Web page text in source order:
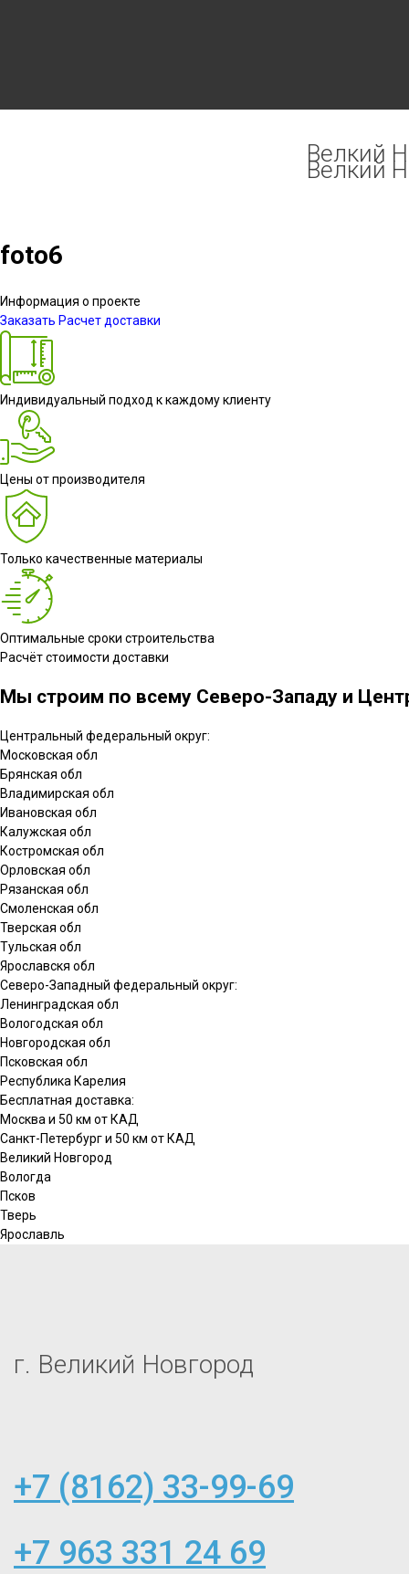
Велкий
Велкий
foto6
Информация о проекте
Заказать Расчет доставки
Индивидуальный подход к каждому клиенту
Цены от производителя
Только качественные материалы
Оптимальные сроки строительства
Расчёт стоимости доставки
Мы строим по всему Северо-Западу и
Центральный федеральный округ:
Московская обл
Брянская обл
Владимирская обл
Ивановская обл
Калужская обл
Костромская обл
Орловская обл
Рязанская обл
Смоленская обл
Тверская обл
Тульская обл
Ярославскя обл
Северо-Западный федеральный округ:
Ленинградская обл
Вологодская обл
Новгородская обл
Псковская обл
Республика Карелия
Бесплатная доставка:
Москва и 50 км от КАД
Санкт-Петербург и 50 км от КАД
Великий Новгород
Вологда
Псков
Тверь
Ярославль
г. Великий Новгород
+7 (8162) 33-99-69
+7 963 331 24 69